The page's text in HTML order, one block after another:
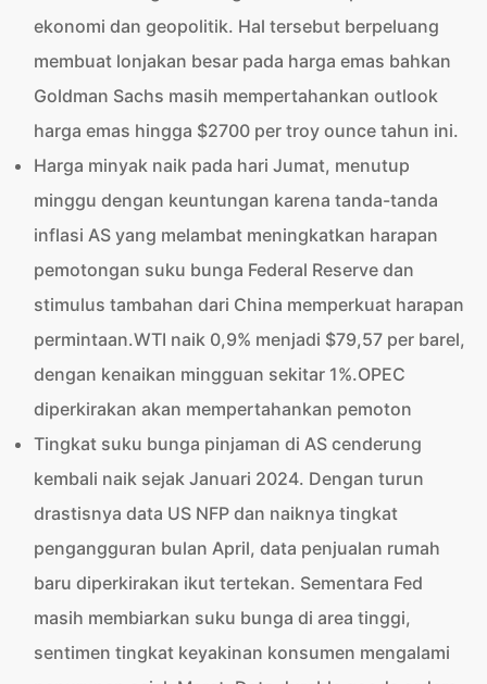
ekonomi dan geopolitik. Hal tersebut berpeluang
membuat lonjakan besar pada harga emas bahkan
Goldman Sachs masih mempertahankan outlook
harga emas hingga $2700 per troy ounce tahun ini.
Harga minyak naik pada hari Jumat, menutup
minggu dengan keuntungan karena tanda-tanda
inflasi AS yang melambat meningkatkan harapan
pemotongan suku bunga Federal Reserve dan
stimulus tambahan dari China memperkuat harapan
permintaan.WTI naik 0,9% menjadi $79,57 per barel,
dengan kenaikan mingguan sekitar 1%.OPEC
diperkirakan akan mempertahankan pemoton
Tingkat suku bunga pinjaman di AS cenderung
kembali naik sejak Januari 2024. Dengan turun
drastisnya data US NFP dan naiknya tingkat
pengangguran bulan April, data penjualan rumah
baru diperkirakan ikut tertekan. Sementara Fed
masih membiarkan suku bunga di area tinggi,
sentimen tingkat keyakinan konsumen mengalami